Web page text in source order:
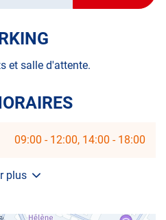
POINT
et salle d'attente.
09:00 - 12:00 14:00 - 18:00
plus